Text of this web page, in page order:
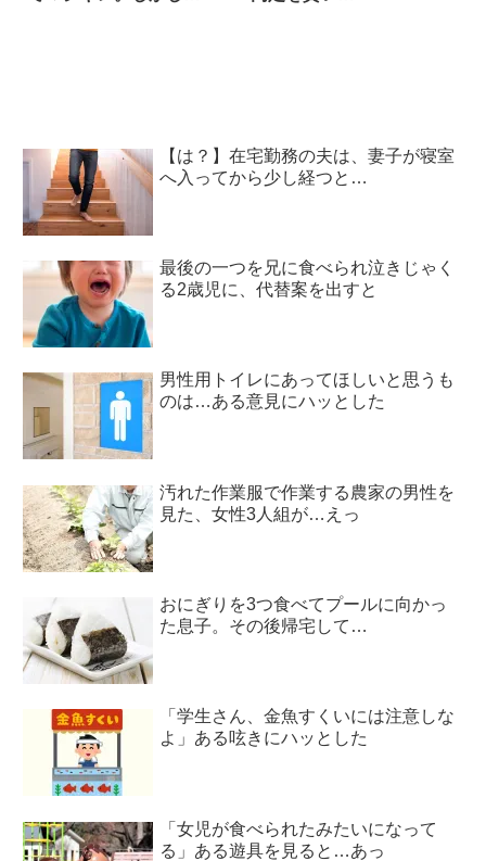
【は？】在宅勤務の夫は、妻子が寝室
へ入ってから少し経つと…
最後の一つを兄に食べられ泣きじゃく
る2歳児に、代替案を出すと
男性用トイレにあってほしいと思うも
のは…ある意見にハッとした
汚れた作業服で作業する農家の男性を
見た、女性3人組が…えっ
おにぎりを3つ食べてプールに向かっ
た息子。その後帰宅して…
「学生さん、金魚すくいには注意しな
よ」ある呟きにハッとした
「女児が食べられたみたいになって
る」ある遊具を見ると…あっ